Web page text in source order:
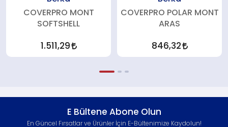
COVERPRO MONT
SOFTSHELL
1.511,29
COVERPRO POLAR MONT
ARAS
846,32
E Bültene Abone Olun
En Güncel Fırsatlar ve Ürünler İçin E-Bültenimize Kaydolun!